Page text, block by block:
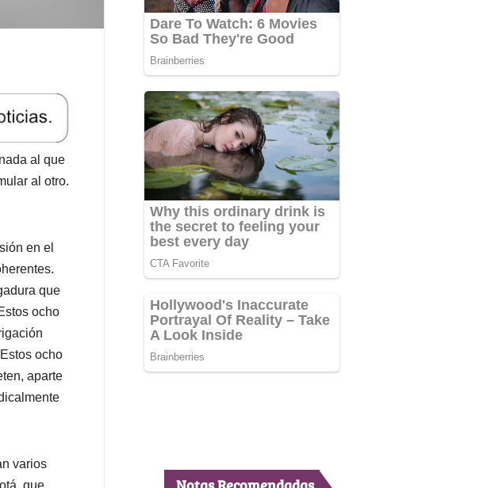
al que
al otro.
en el
que
ocho
ocho
aparte
varios